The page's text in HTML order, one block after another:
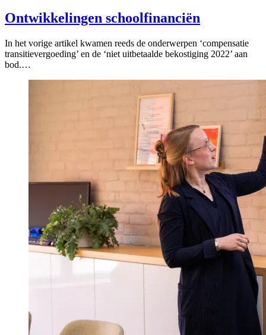
Ontwikkelingen schoolfinanciën
In het vorige artikel kwamen reeds de onderwerpen ‘compensatie
transitievergoeding’ en de ‘niet uitbetaalde bekostiging 2022’ aan
bod.…